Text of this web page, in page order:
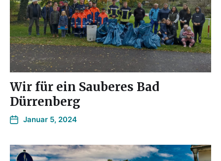
Wir für ein Sauberes Bad
Dürrenberg
Januar 5, 2024